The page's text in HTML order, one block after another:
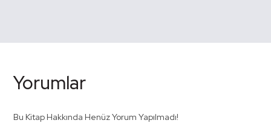
Yorumlar
Bu Kitap Hakkında Henüz Yorum Yapılmadı!